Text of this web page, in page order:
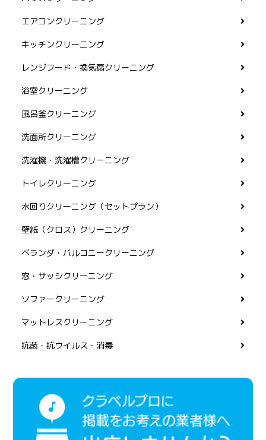
エアコンクリーニング
キッチンクリーニング
レンジフード・換気扇クリーニング
浴室クリーニング
風呂釜クリーニング
洗面所クリーニング
洗濯機・洗濯槽クリーニング
トイレクリーニング
水回りクリーニング（セットプラン）
壁紙（クロス）クリーニング
ベランダ・バルコニークリーニング
窓・サッシクリーニング
ソファークリーニング
マットレスクリーニング
抗菌・抗ウイルス・消毒